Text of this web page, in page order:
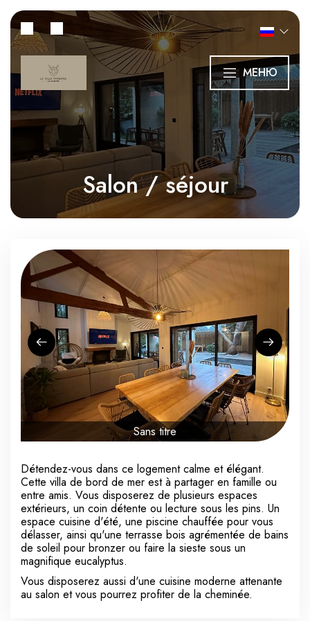
МЕНЮ
Salon / séjour
Sans titre
Détendez-vous dans ce logement calme et élégant.
Cette villa de bord de mer est à partager en famille ou
entre amis. Vous disposerez de plusieurs espaces
extérieurs, un coin détente ou lecture sous les pins. Un
espace cuisine d'été, une piscine chauffée pour vous
délasser, ainsi qu'une terrasse bois agrémentée de bains
de soleil pour bronzer ou faire la sieste sous un
magnifique eucalyptus.
Vous disposerez aussi d'une cuisine moderne attenante
au salon et vous pourrez profiter de la cheminée.